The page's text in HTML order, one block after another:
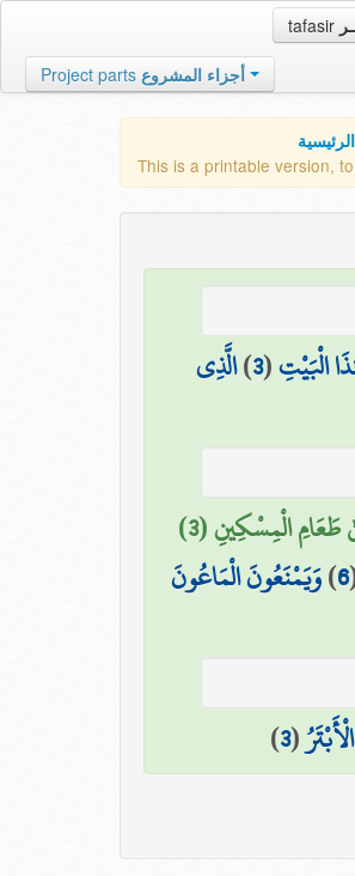
tafasir
Project parts أجزاء المشروع
This is a printable version,
الْبَيْتِ(
3
)الَّذِي
الْمِسْكِينِ (3)
6
)وَيَمْنَعُونَ الْمَاعُونَ
(
3
)